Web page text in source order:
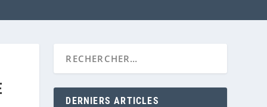
DERNIERS ARTICLES